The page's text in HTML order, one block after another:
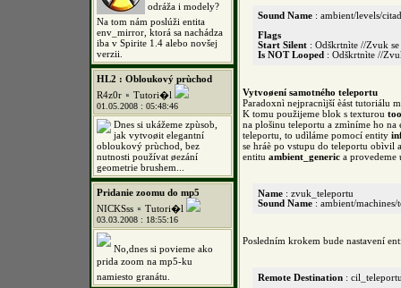
odráža i modely?
Na tom nám poslúži entita
env_mirror, ktorá sa nachádza
iba v Spirite 1.4 alebo novšej
verzii.
HL2 : Obloukový prùchod
R4z0r
Tutori�l
01.05.2008 : 05:48:46
Dnes si ukážeme zpùsob,
jak vytvoøit elegantní
obloukový prùchod, bez
nutnosti používat øezání
geometrie brushem...
Pridanie zoomu do mp5
NICKSss
Tutori�l
03.03.2008 : 18:55:16
No,dnes si povieme ako
prida zoom na mp5-ku
namiesto granátu.
Sound Name : ambient/levels/
Flags
Start Silent : Odškrtnìte //Zvuk
Is NOT Looped : Odškrtnìte //
Vytvoøení samotného teleportu
Paradoxnì nejpracnìjší èást tutoriálu
K tomu použijeme blok s texturou
na plošinu teleportu a zmìníme ho na
teleportu, to udìláme pomocí entity
se hráè po vstupu do teleportu obìvil
entitu ambient_generic a provedeme
Name : zvuk_teleportu
Sound Name : ambient/
Posledním krokem bude nastavení
Remote Destination :